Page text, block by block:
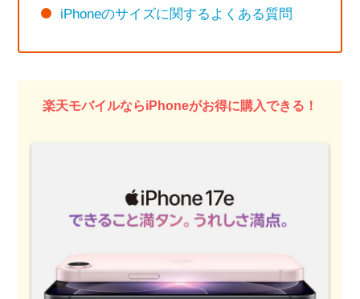
iPhoneのサイズに関するよくある質問
楽天モバイルならiPhoneがお得に購入できる！